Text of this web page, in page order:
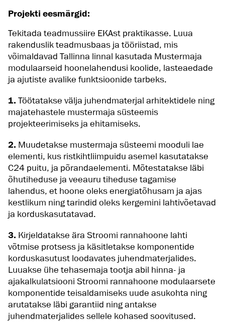
Projekti eesmärgid:
Tekitada teadmussiire EKAst praktikasse. Luua
rakenduslik teadmusbaas ja tööriistad, mis
võimaldavad Tallinna linnal kasutada Mustermaja
modulaarseid hoonelahendusi koolide, lasteaedade
ja ajutiste avalike funktsioonide tarbeks.
1. Töötatakse välja juhendmaterjal arhitektidele ning
majatehastele mustermaja süsteemis
projekteerimiseks ja ehitamiseks.
2. Muudetakse mustermaja süsteemi mooduli lae
elementi, kus ristkihtliimpuidu asemel kasutatakse
C24 puitu, ja põrandaelementi. Mõtestatakse läbi
õhutiheduse ja veeauru tiheduse tagamise
lahendus, et hoone oleks energiatõhusam ja ajas
kestlikum ning tarindid oleks kergemini lahtivõetavad
ja korduskasutatavad.
3. Kirjeldatakse ära Stroomi rannahoone lahti
võtmise protsess ja käsitletakse komponentide
korduskasutust loodavates juhendmaterjalides.
Luuakse ühe tehasemaja tootja abil hinna- ja
ajakalkulatsiooni Stroomi rannahoone modulaarsete
komponentide teisaldamiseks uude asukohta ning
arutatakse läbi garantiid ning antakse
juhendmaterjalides sellele kohased soovitused.